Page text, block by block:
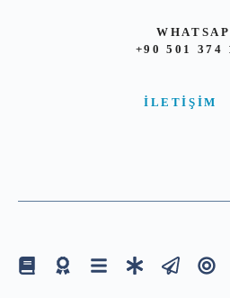
+90 501 374
İLETIŞIM